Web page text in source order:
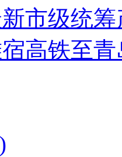
市级统
高铁至